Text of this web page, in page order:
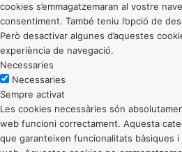
cookies s’emmagatzemaran al vostre
consentiment. També teniu l’opció de
Però desactivar algunes d’aquestes
experiència de navegació.
Necessaries
Necessaries
Sempre activat
Les cookies necessàries són
web funcioni correctament. Aquesta
que garanteixen funcionalitats bàsiques